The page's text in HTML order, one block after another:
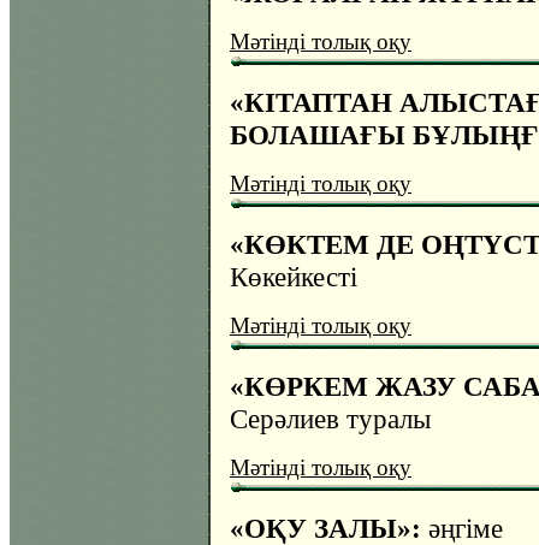
Мәтінді толық оқу
«КІТАПТАН
БОЛАШАҒЫ
Мәтінді толық оқу
«КӨКТЕМ ДЕ
Көкейкесті
Мәтінді толық оқу
«КӨРКЕМ ЖАЗУ
Серәлиев туралы
Мәтінді толық оқу
«ОҚУ ЗАЛЫ»: әңгіме